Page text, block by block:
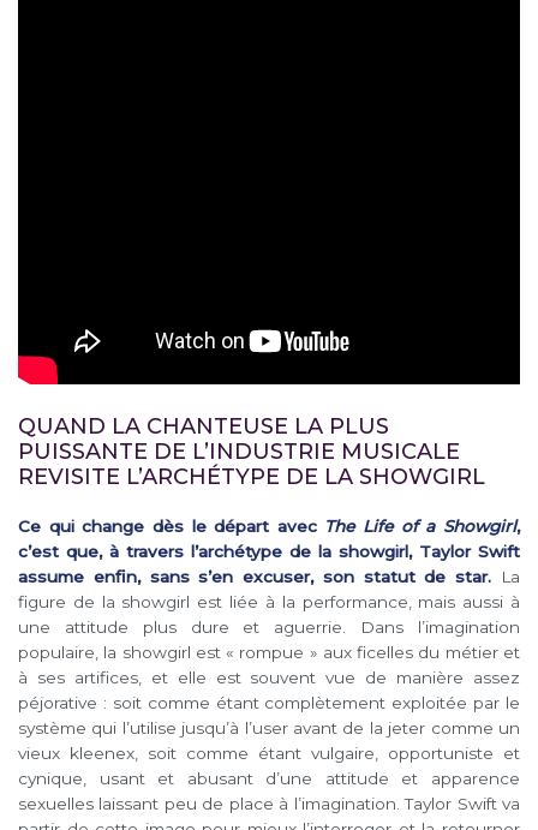
QUAND LA CHANTEUSE LA PLUS
PUISSANTE DE L’INDUSTRIE MUSICALE
REVISITE L’ARCHÉTYPE DE LA SHOWGIRL
Ce qui change dès le départ avec The Life of a Showgirl,
c’est que, à travers l’archétype de la showgirl, Taylor Swift
assume enfin, sans s’en excuser, son statut de star. La
figure de la showgirl est liée à la performance, mais aussi à
une attitude plus dure et aguerrie. Dans l’imagination
populaire, la showgirl est « rompue » aux ficelles du métier et
à ses artifices, et elle est souvent vue de manière assez
péjorative : soit comme étant complètement exploitée par le
système qui l’utilise jusqu’à l’user avant de la jeter comme un
vieux kleenex, soit comme étant vulgaire, opportuniste et
cynique, usant et abusant d’une attitude et apparence
sexuelles laissant peu de place à l’imagination. Taylor Swift va